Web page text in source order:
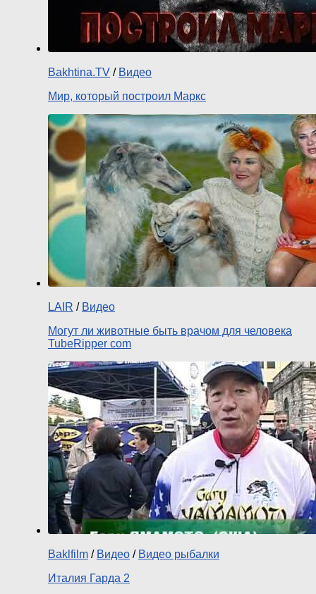
Bakhtina.TV / Видео
Мир, который построил Маркс
LAIR / Видео
Могут ли животные быть врачом для человека
TubeRipper com
Baklfilm / Видео / Видео рыбалки
Италия Гарда 2